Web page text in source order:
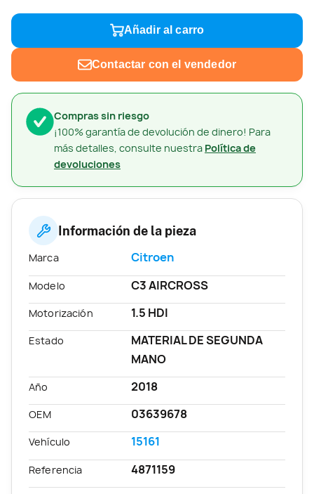
Compras sin riesgo
¡100% garantía de devolución de dinero! Para
más detalles, consulte nuestra Política de
devoluciones
Añadir al carro
Contactar con el vendedor
Información de la pieza
Marca Citroen
Modelo C3 AIRCROSS
Motorización 1.5 HDI
Estado
MATERIAL DE SEGUNDA
MANO
Año 2018
OEM 03639678
Vehículo 15161
Referencia 4871159